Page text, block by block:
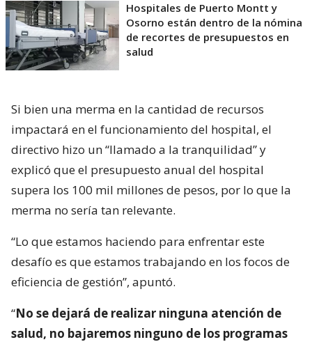
Hospitales de Puerto Montt y
Osorno están dentro de la nómina
de recortes de presupuestos en
salud
Si bien una merma en la cantidad de recursos
impactará en el funcionamiento del hospital, el
directivo hizo un “llamado a la tranquilidad” y
explicó que el presupuesto anual del hospital
supera los 100 mil millones de pesos, por lo que la
merma no sería tan relevante.
“Lo que estamos haciendo para enfrentar este
desafío es que estamos trabajando en los focos de
eficiencia de gestión”, apuntó.
“No se dejará de realizar ninguna atención de
salud, no bajaremos ninguno de los programas